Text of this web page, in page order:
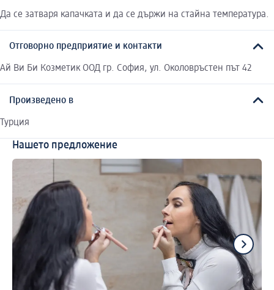
Да се затваря капачката и да се държи на стайна температура.
Отговорно предприятие и контакти
Ай Ви Би Козметик ООД гр. София, ул. Околовръстен път 42
Произведено в
Турция
Нашето предложение